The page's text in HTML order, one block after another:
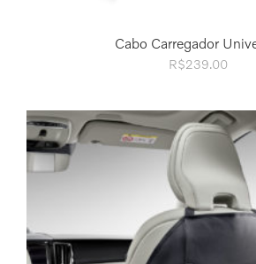
Cabo Carregador
R$239.00